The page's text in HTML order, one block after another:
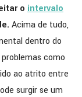
o intervalo
Acima de tudo,
dentro do
como
ao atrito entre
surgir se um